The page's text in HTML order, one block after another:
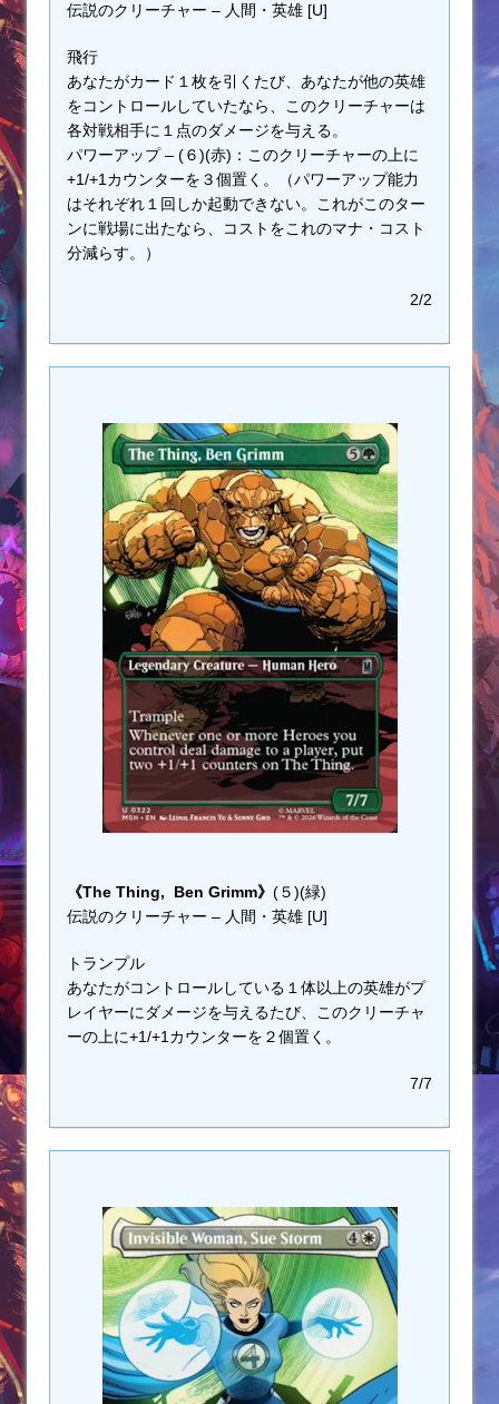
伝説のクリーチャー – 人間・英雄 [U]
飛行
あなたがカード１枚を引くたび、あなたが他の英雄
をコントロールしていたなら、このクリーチャーは
各対戦相手に１点のダメージを与える。
パワーアップ – (６)(赤)：このクリーチャーの上に
+1/+1カウンターを３個置く。（パワーアップ能力
はそれぞれ１回しか起動できない。これがこのター
ンに戦場に出たなら、コストをこれのマナ・コスト
分減らす。）
2/2
《The Thing, Ben Grimm》 (５)(緑)
伝説のクリーチャー – 人間・英雄 [U]
トランプル
あなたがコントロールしている１体以上の英雄がプ
レイヤーにダメージを与えるたび、このクリーチャ
ーの上に+1/+1カウンターを２個置く。
7/7